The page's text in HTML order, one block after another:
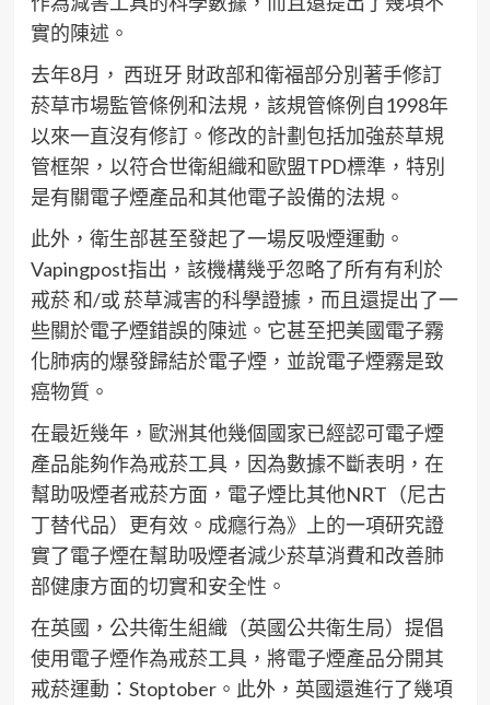
實的陳述。
去年8月， 西班牙 財政部和衛福部分別著手修訂
菸草市場監管條例和法規，該規管條例自1998年
以來一直沒有修訂。修改的計劃包括加強菸草規
管框架，以符合世衛組織和歐盟TPD標準，特別
是有關電子煙產品和其他電子設備的法規。
此外，衛生部甚至發起了一場反吸煙運動。
Vapingpost指出，該機構幾乎忽略了所有有利於
戒菸 和/或 菸草減害的科學證據，而且還提出了一
些關於電子煙錯誤的陳述。它甚至把美國電子霧
化肺病的爆發歸結於電子煙，並說電子煙霧是致
癌物質。
在最近幾年，歐洲其他幾個國家已經認可電子煙
產品能夠作為戒菸工具，因為數據不斷表明，在
幫助吸煙者戒菸方面，電子煙比其他NRT（尼古
丁替代品）更有效。成癮行為》上的一項研究證
實了電子煙在幫助吸煙者減少菸草消費和改善肺
部健康方面的切實和安全性。
在英國，公共衛生組織（英國公共衛生局）提倡
使用電子煙作為戒菸工具，將電子煙產品分開其
戒菸運動：Stoptober。此外，英國還進行了幾項